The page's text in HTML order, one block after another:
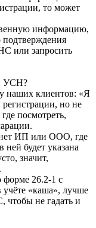
то может
информацию,
подтверждения
или запросить
УСН?
наших клиентов: «Я
но не
посмотреть,
ИП или ООО, где
будет указана
значит,
26.2-1 с
учёте «каша», лучше
не гадать и